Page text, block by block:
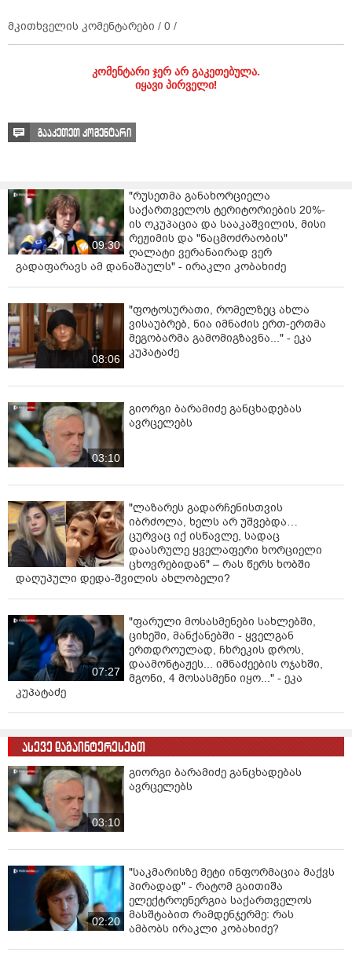
მკითხველის კომენტარები / 0 /
კომენტარი ჯერ არ გაკეთებულა.
იყავი პირველი!
გააკეთეთ კომენტარი
09:30
"რუსეთმა განახორციელა
საქართველოს ტერიტორიების 20%-
ის ოკუპაცია და სააკაშვილის, მისი
რეჟიმის და "ნაცმოძრაობის"
ღალატი ვერანაირად ვერ
გადაფარავს ამ დანაშაულს" - ირაკლი კობახიძე
08:06
"ფოტოსურათი, რომელზეც ახლა
ვისაუბრებ, ნია იმნაძის ერთ-ერთმა
მეგობარმა გამომიგზავნა..." - ეკა
კუპატაძე
03:10
გიორგი ბარამიძე განცხადებას
ავრცელებს
"ლაზარეს გადარჩენისთვის
იბრძოლა, ხელს არ უშვებდა…
ცურვაც იქ ისწავლე, სადაც
დაასრულე ყველაფერი ხორციელი
ცხოვრებიდან" – რას წერს ხობში
დაღუპული დედა-შვილის ახლობელი?
07:27
"ფარული მოსასმენები სახლებში,
ციხეში, მანქანებში - ყველგან
ერთდროულად, ჩხრეკის დროს,
დაამონტაჟეს... იმნაძეების ოჯახში,
მგონი, 4 მოსასმენი იყო..." - ეკა
კუპატაძე
ასევე დაგაინტერესებთ
03:10
გიორგი ბარამიძე განცხადებას
ავრცელებს
02:20
"საკმარისზე მეტი ინფორმაცია მაქვს
პირადად" - რატომ გაითიშა
ელექტროენერგია საქართველოს
მასშტაბით რამდენჯერმე: რას
ამბობს ირაკლი კობახიძე?